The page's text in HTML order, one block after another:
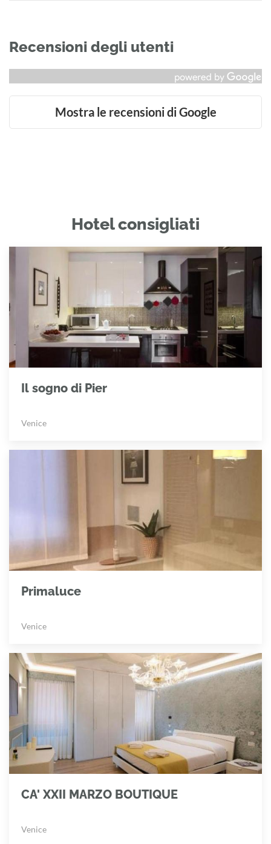
Recensioni degli utenti
Mostra le recensioni di Google
Hotel consigliati
Il sogno di Pier
Venice
Primaluce
Venice
CA' XXII MARZO BOUTIQUE
Venice